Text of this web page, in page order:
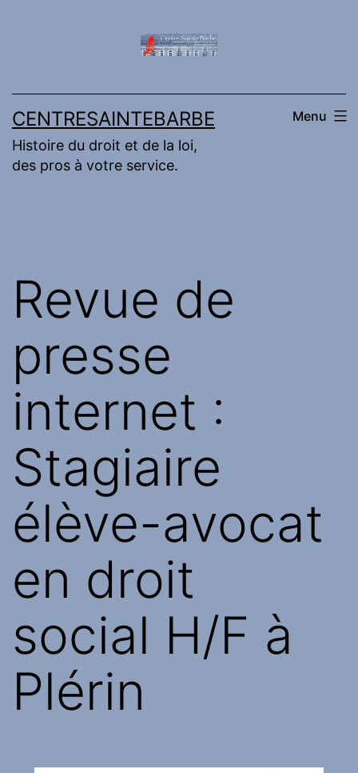
CENTRESAINTEBARBE
Histoire du droit et de la loi,
des pros à votre service.
Menu
Revue de
presse
internet :
Stagiaire
élève-avocat
en droit
social H/F à
Plérin